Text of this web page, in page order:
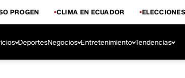
PROGEN CLIMA EN ECUADOR
DeportesNegocios Entretenimiento Tendencias